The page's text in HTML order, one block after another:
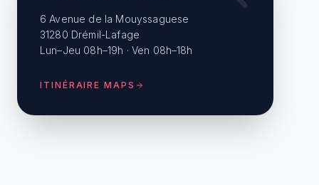
6 Avenue de la Mouyssaguese
31280 Drémil-Lafage
Lun–Jeu 08h–19h · Ven 08h–18h
ITINÉRAIRE MAPS